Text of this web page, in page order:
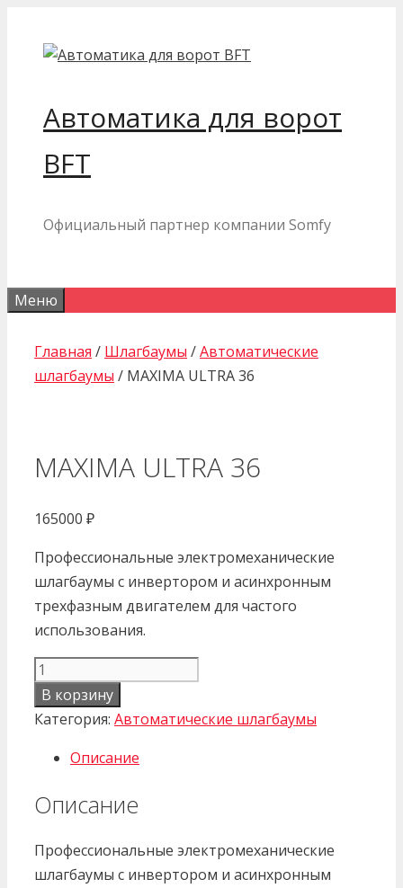
содержимому
Автоматика для ворот
BFT
Официальный партнер компании Somfy
Меню
Главная / Шлагбаумы /Автоматические
шлагбаумы / MAXIMA ULTRA 36
MAXIMA ULTRA 36
165000 ₽
Профессиональные электромеханические
шлагбаумы с инвертором и асинхронным
трехфазным двигателем для частого
использования.
Количество
товара
MAXIMA
В корзину
Категория: Автоматические шлагбаумы
Описание
Описание
Профессиональные электромеханические
шлагбаумы с инвертором и асинхронным